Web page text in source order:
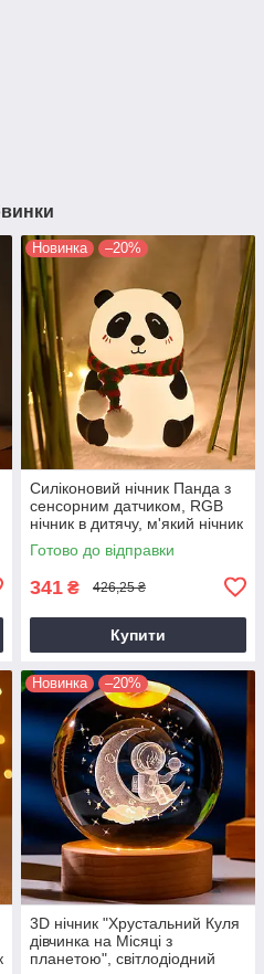
Новинка –20%
Силіконовий нічник Панда з
сенсорним датчиком, RGB
нічник в дитячу, м'який нічник
для дітей
Готово до відправки
341 ₴ 426,25 ₴
Купити
Новинка –20%
3D нічник "Хрустальний Куля
дівчинка на Місяці з
планетою", світлодіодний